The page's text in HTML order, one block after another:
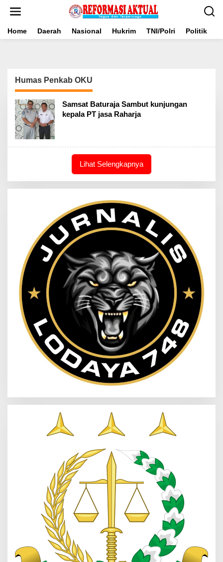
Home Daerah Nasional Hukrim TNI/Polri Politik
Humas Penkab OKU
Samsat Baturaja Sambut kunjungan
kepala PT jasa Raharja
Lihat Selengkapnya